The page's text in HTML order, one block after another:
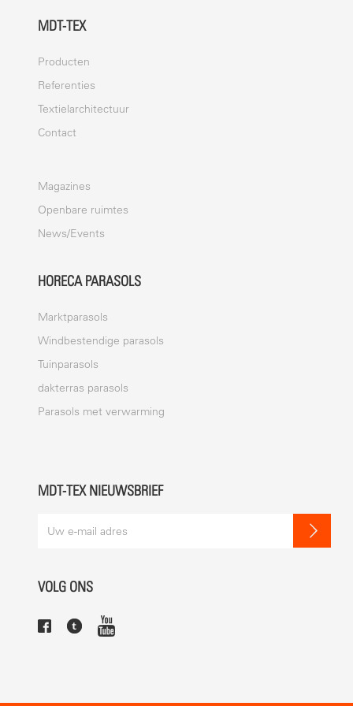
Zeefdruk
Dispersie kleurstof print
MDT-TEX
Producten
Referenties
Textielarchitectuur
Contact
Magazines
Openbare ruimtes
News/Events
HORECA PARASOLS
Marktparasols
Windbestendige parasols
Tuinparasols
dakterras parasols
Parasols met verwarming
MDT-TEX NIEUWSBRIEF
VOLG ONS